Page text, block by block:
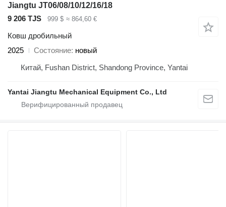
Jiangtu JT06/08/10/12/16/18
9 206 TJS
999 $ ≈ 864,60 €
Ковш дробильный
2025
Состояние новый
Китай, Fushan District, Shandong Province, Yantai
Yantai Jiangtu Mechanical Equipment Co., Ltd